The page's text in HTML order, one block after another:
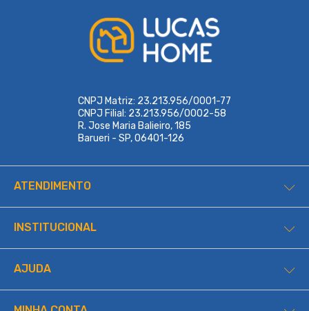
CNPJ Matriz: 23.213.956/0001-77
CNPJ Filial: 23.213.956/0002-58
R. Jose Maria Balieiro, 185
Barueri - SP, 06401-126
ATENDIMENTO
INSTITUCIONAL
AJUDA